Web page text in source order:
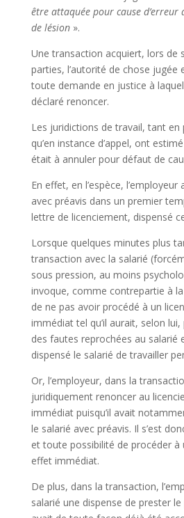
être attaquée pour cause
de lésion».
Une transaction acquiert, lors de
parties, l’autorité de chose jugée
toute demande en justice à
déclaré renoncer.
Les juridictions de travail, tant en
qu’en instance d’appel, ont
était à annuler pour défaut de
En effet, en l’espèce,
avec préavis dans un premier
lettre de licenciement, dispensé
Lorsque quelques minutes plus
transaction avec la salarié
sous pression, au moins
invoque, comme contrepartie à
de ne pas avoir procédé à un
immédiat tel qu’il aurait, selon
des fautes reprochées au salarié
dispensé le salarié de travailler
Or, l’employeur, dans la
juridiquement renoncer au
immédiat puisqu’il avait
le salarié avec préavis. Il s’est
et toute possibilité de procéder à
effet immédiat.
De plus, dans la transaction,
salarié une dispense de prester